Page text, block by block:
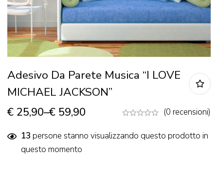
Adesivo Da Parete Musica “I LOVE
MICHAEL JACKSON”
€ 25,90–€ 59,90 (0 recensioni)
13 persone stanno visualizzando questo prodotto in
questo momento